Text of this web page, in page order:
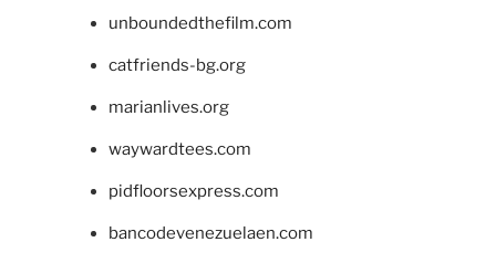
unboundedthefilm.com
catfriends-bg.org
marianlives.org
waywardtees.com
pidfloorsexpress.com
bancodevenezuelaen.com